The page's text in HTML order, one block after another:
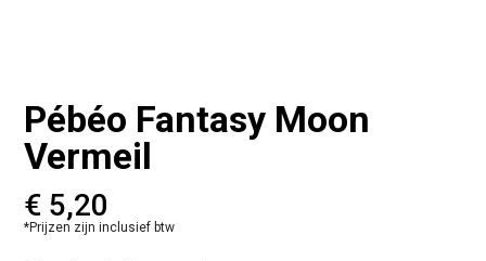
Pébéo Fantasy Moon
Vermeil
€ 5,20
*Prijzen zijn inclusief btw